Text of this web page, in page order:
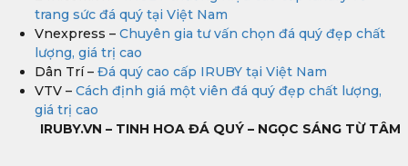
trang sức đá quý tại Việt Nam
Vnexpress – Chuyên gia tư vấn chọn đá quý đẹp chất
lượng, giá trị cao
Dân Trí – Đá quý cao cấp IRUBY tại Việt Nam
VTV – Cách định giá một viên đá quý đẹp chất lượng,
giá trị cao
IRUBY.VN – TINH HOA ĐÁ QUÝ – NGỌC SÁNG TỪ TÂM